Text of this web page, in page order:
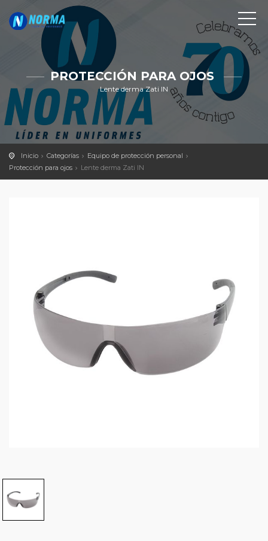
PROTECCIÓN PARA OJOS
Lente derma Zati IN
Inicio Categorías
Equipo de protección personal
Protección para ojos
Lente derma Zati IN